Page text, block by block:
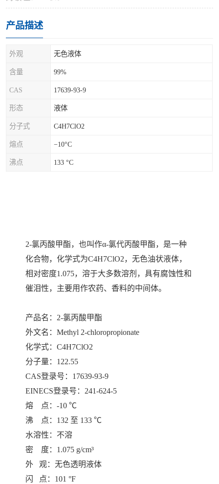
产品描述
外观 无色液体
含量 99%
CAS 17639-93-9
形态 液体
分子式 C4H7ClO2
熔点 −10°C
沸点 133 °C
2-氯丙酸甲酯，也叫作α-氯代丙酸甲酯，是一种
化合物，化学式为C4H7ClO2，无色油状液体，
相对密度1.075，溶于大多数溶剂，具有腐蚀性和
催泪性，主要用作农药、香料的中间体。
产品名： 2-氯丙酸甲酯
外文名：Methyl 2-chloropropionate
化学式：C4H7ClO2
分子量：122.55
CAS登录号：17639-93-9
EINECS登录号：241-624-5
熔 点：-10 ℃
沸 点：132 至 133 ℃
水溶性：不溶
密 度：1.075 g/cm³
外 观：无色透明液体
闪 点：101 °F